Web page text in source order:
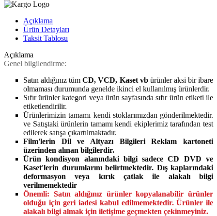
Açıklama
Ürün Detayları
Taksit Tablosu
Açıklama
Genel bilgilendirme:
Satın aldığınız tümCD, VCD, Kaset vbürünler aksi bir ibare
olmaması durumunda genelde ikinci el kullanılmış ürünlerdir.
Sıfır ürünler kategori veya ürün sayfasında sıfır ürün etiketi ile
etiketlendirilir.
Ürünlerimizin tamamı kendi stoklarımızdan gönderilmektedir.
ve Satıştaki ürünlerin tamamı kendi ekiplerimiz tarafından test
edilerek satışa çıkartılmaktadır.
Film'lerin Dil ve Altyazı Bilgileri Reklam kartoneti
üzerinden alınan bilgilerdir.
Ürün kondisyon alanındaki bilgi sadece CD DVD ve
Kaset'lerin durumlarını belirtmektedir. Dış kaplarındaki
deformasyon veya kırık çatlak ile alakalı bilgi
verilmemektedir
Önemli: Satın aldığınız ürünler kopyalanabilir ürünler
olduğu için geri iadesi kabul edilmemektedir. Ürünler ile
alakalı bilgi almak için iletişime geçmekten çekinmeyiniz.